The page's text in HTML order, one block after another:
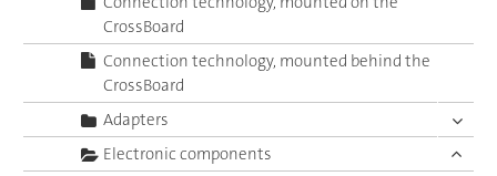
CrossBoard
Connection technology, mounted behind the
CrossBoard
Adapters
Electronic components